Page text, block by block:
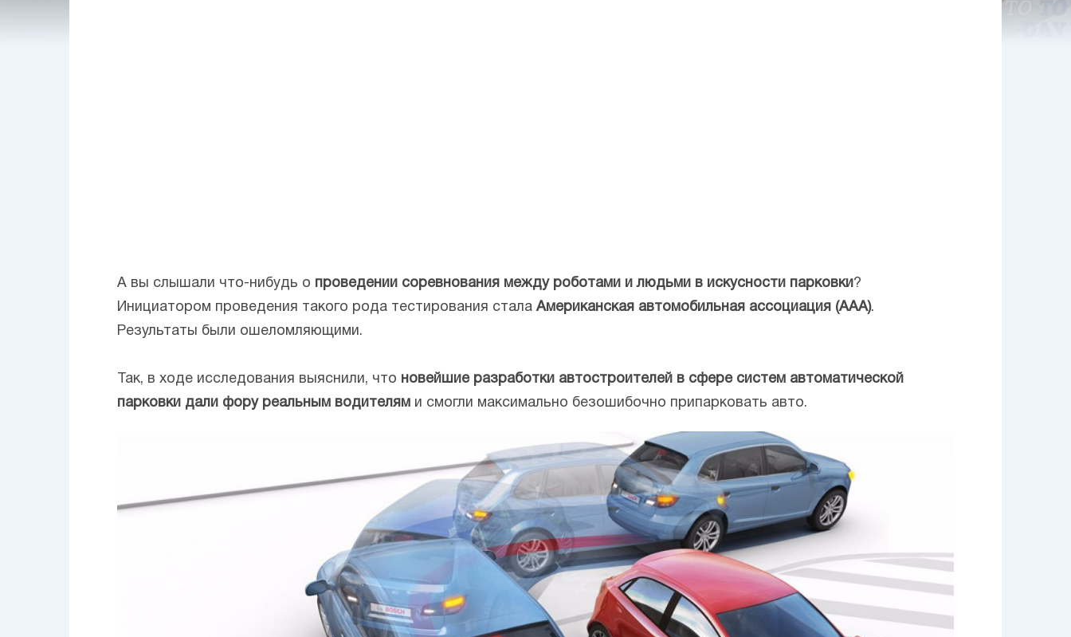
А вы слышали что-нибудь о проведении соревнования между роботами и людьми в искусности парковки?
Инициатором проведения такого рода тестирования стала Американская автомобильная ассоциация (ААА).
Результаты были ошеломляющими.
Так, в ходе исследования выяснили, что новейшие разработки автостроителей в сфере систем автоматической
парковки дали фору реальным водителям и смогли максимально безошибочно припарковать авто.